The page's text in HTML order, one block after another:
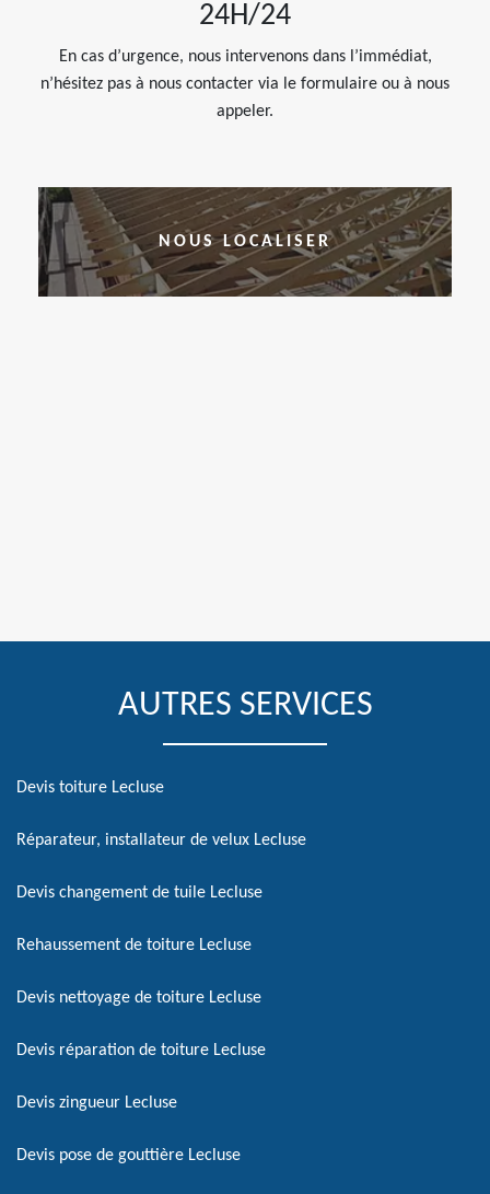
24H/24
En cas d’urgence, nous intervenons dans l’immédiat,
n’hésitez pas à nous contacter via le formulaire ou à nous
appeler.
NOUS LOCALISER
AUTRES SERVICES
Devis toiture Lecluse
Réparateur, installateur de velux Lecluse
Devis changement de tuile Lecluse
Rehaussement de toiture Lecluse
Devis nettoyage de toiture Lecluse
Devis réparation de toiture Lecluse
Devis zingueur Lecluse
Devis pose de gouttière Lecluse